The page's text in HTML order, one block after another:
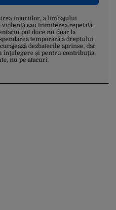
injuriilor, a limbajului
sau trimiterea repetată,
pot duce nu doar la
temporară a dreptului
dezbaterile aprinse, dar
înțelegere și pentru contribuția
nu pe atacuri.